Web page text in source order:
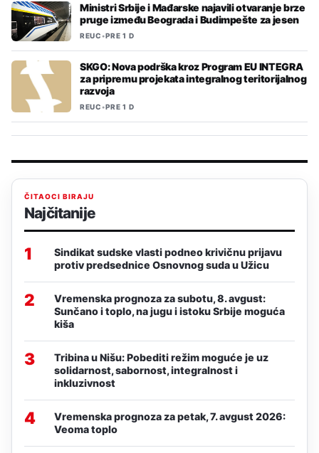
Ministri Srbije i Mađarske najavili otvaranje brze
pruge između Beograda i Budimpešte za jesen
REUC•PRE 1 D
SKGO: Nova podrška kroz Program EU INTEGRA
za pripremu projekata integralnog teritorijalnog
razvoja
REUC•PRE 1 D
ČITAOCI BIRAJU
Najčitanije
1
Sindikat sudske vlasti podneo krivičnu prijavu
protiv predsednice Osnovnog suda u Užicu
2
Vremenska prognoza za subotu, 8. avgust:
Sunčano i toplo, na jugu i istoku Srbije moguća
kiša
3
Tribina u Nišu: Pobediti režim moguće je uz
solidarnost, sabornost, integralnost i
inkluzivnost
4
Vremenska prognoza za petak, 7. avgust 2026:
Veoma toplo